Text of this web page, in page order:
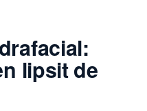
lipsit de